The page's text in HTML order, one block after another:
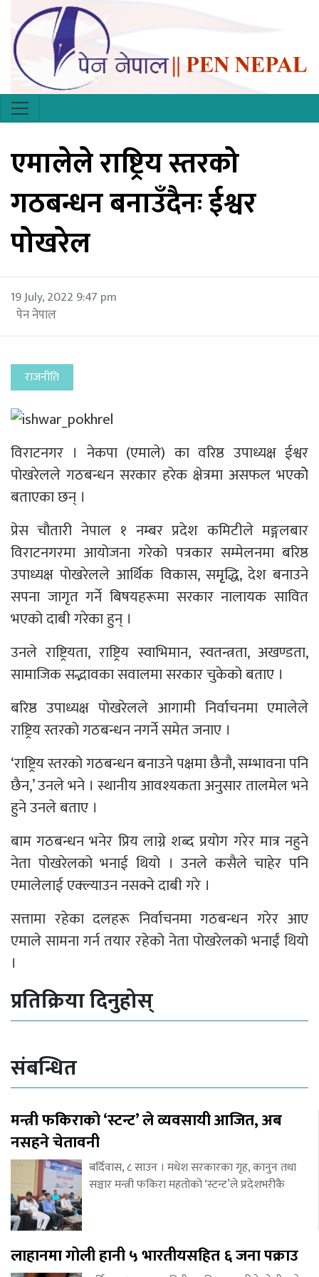
एमालेले राष्ट्रिय स्तरको
गठबन्धन बनाउँदैनः ईश्वर
पोखरेल
19 July, 2022 9:47 pm
पेन नेपाल
राजनीति
विराटनगर । नेकपा (एमाले) का वरिष्ठ उपाध्यक्ष ईश्वर
पोखरेलले गठबन्धन सरकार हरेक क्षेत्रमा असफल भएकोे
बताएका छन् ।
प्रेस चौतारी नेपाल १ नम्बर प्रदेश कमिटीले मङ्गलबार
विराटनगरमा आयोजना गरेको पत्रकार सम्मेलनमा बरिष्ठ
उपाध्यक्ष पोखरेलले आर्थिक विकास, समृृद्धि, देश बनाउने
सपना जागृत गर्ने बिषयहरूमा सरकार नालायक सावित
भएको दाबी गरेका हुन् ।
उनले राष्ट्रियता, राष्ट्रिय स्वाभिमान, स्वतन्त्रता, अखण्डता,
सामाजिक सद्भावका सवालमा सरकार चुकेको बताए ।
बरिष्ठ उपाध्यक्ष पोखरेलले आगामी निर्वाचनमा एमालेले
राष्ट्रिय स्तरको गठबन्धन नगर्ने समेत जनाए ।
‘राष्ट्रिय स्तरको गठबन्धन बनाउने पक्षमा छैनौ, सम्भावना पनि
छैन,’ उनले भने । स्थानीय आवश्यकता अनुसार तालमेल भने
हुने उनले बताए ।
बाम गठबन्धन भनेर प्रिय लाग्ने शब्द प्रयोग गरेर मात्र नहुने
नेता पोखरेलको भनाई थियो । उनले कसैले चाहेर पनि
एमालेलाई एक्ल्याउन नसक्ने दाबी गरे ।
सत्तामा रहेका दलहरू निर्वाचनमा गठबन्धन गरेर आए
एमाले सामना गर्न तयार रहेको नेता पोखरेलको भनाईं थियो
।
प्रतिक्रिया दिनुहोस्
संबन्धित
मन्त्री फकिराको ‘स्टन्ट’ ले व्यवसायी आजित, अब
नसहने चेतावनी
बर्दिवास, ८ साउन । मधेश सरकारका गृह, कानुन तथा
सञ्चार मन्त्री फकिरा महतोको ‘स्टन्ट’ले प्रदेशभरीकै
लाहानमा गोली हानी ५ भारतीयसहित ६ जना पक्राउ